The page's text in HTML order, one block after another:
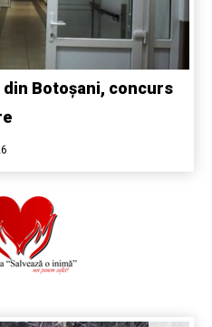
Botoșani, concurs